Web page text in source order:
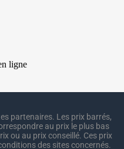
partenaires. Les prix barrés,
au prix le plus bas
ou au prix conseillé. Ces prix
des sites concernés.